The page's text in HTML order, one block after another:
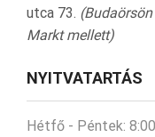
utca 73.
Markt mellett)
NYITVATARTÁS
Hétfő - Péntek: